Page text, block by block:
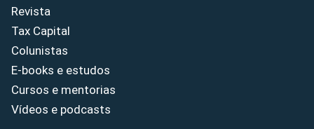
Revista
Tax Capital
Colunistas
E-books e estudos
Cursos e mentorias
Vídeos e podcasts